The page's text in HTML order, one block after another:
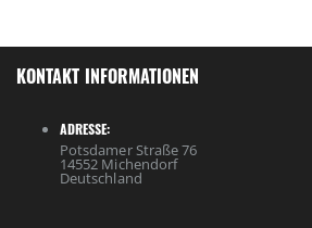
KONTAKT INFORMATIONEN
ADRESSE:
Potsdamer Straße 76
14552 Michendorf
Deutschland